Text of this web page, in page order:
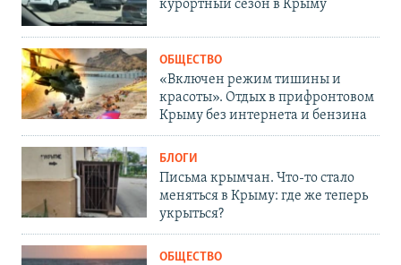
курортный сезон в Крыму
ОБЩЕСТВО
«Включен режим тишины и
красоты». Отдых в прифронтовом
Крыму без интернета и бензина
БЛОГИ
Письма крымчан. Что-то стало
меняться в Крыму: где же теперь
укрыться?
ОБЩЕСТВО